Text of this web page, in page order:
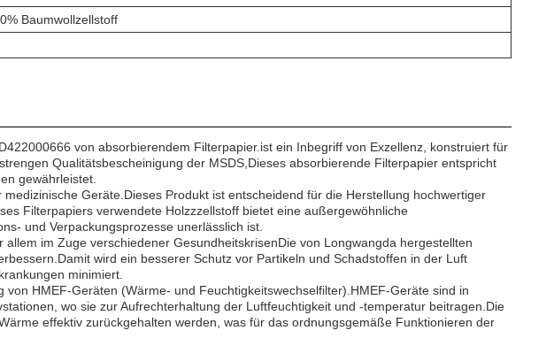
Baumwollzellstoff
von absorbierendem Filterpapier.ist ein Inbegriff von Exzellenz, konstruiert für
Qualitätsbescheinigung der MSDS,Dieses absorbierende Filterpapier entspricht
gewährleistet.
Geräte.Dieses Produkt ist entscheidend für die Herstellung hochwertiger
Filterpapiers verwendete Holzzzellstoff bietet eine außergewöhnliche
und Verpackungsprozesse unerlässlich ist.
im Zuge verschiedener GesundheitskrisenDie von Longwangda hergestellten
wird ein besserer Schutz vor Partikeln und Schadstoffen in der Luft
minimiert.
HMEF-Geräten (Wärme- und Feuchtigkeitswechselfilter).HMEF-Geräte sind in
wo sie zur Aufrechterhaltung der Luftfeuchtigkeit und -temperatur beitragen.Die
effektiv zurückgehalten werden, was für das ordnungsgemäße Funktionieren der